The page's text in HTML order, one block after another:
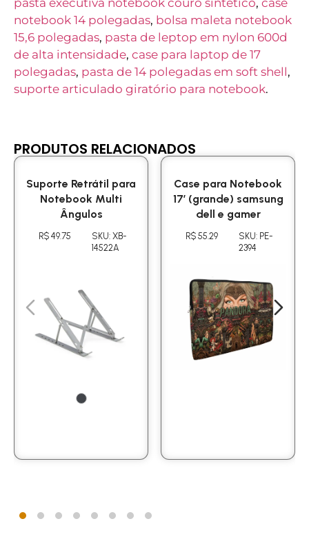
notebook 14 polegadas, bolsa maleta notebook
15,6 polegadas, pasta de leptop em nylon 600d
de alta intensidade, case para laptop de 17
polegadas, pasta de 14 polegadas em soft shell,
suporte articulado giratório para notebook.
PRODUTOS RELACIONADOS
Suporte Retrátil para
Notebook Multi
Ângulos
R$ 49.75
SKU: XB-
14522A
Case para Notebook
17′ (grande) samsung
dell e gamer
R$ 55.29
SKU: PE-
2394